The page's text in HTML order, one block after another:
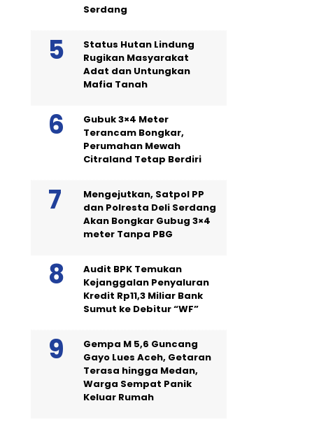
Serdang
Status Hutan Lindung
Rugikan Masyarakat
Adat dan Untungkan
Mafia Tanah
Gubuk 3×4 Meter
Terancam Bongkar,
Perumahan Mewah
Citraland Tetap Berdiri
Mengejutkan, Satpol PP
dan Polresta Deli Serdang
Akan Bongkar Gubug 3×4
meter Tanpa PBG
Audit BPK Temukan
Kejanggalan Penyaluran
Kredit Rp11,3 Miliar Bank
Sumut ke Debitur “WF”
Gempa M 5,6 Guncang
Gayo Lues Aceh, Getaran
Terasa hingga Medan,
Warga Sempat Panik
Keluar Rumah